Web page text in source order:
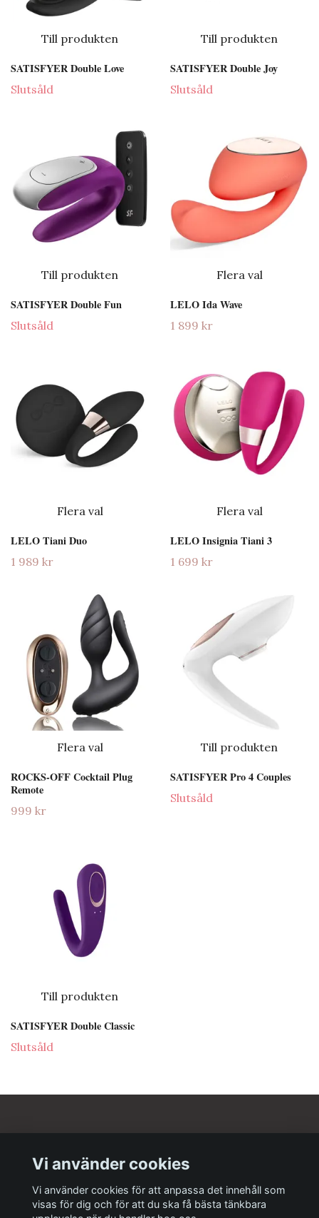
Till produkten
SATISFYER Double Love
Slutsåld
Till produkten
SATISFYER Double Joy
Slutsåld
Till produkten
SATISFYER Double Fun
Slutsåld
Flera val
LELO Ida Wave
1 899 kr
Flera val
LELO Tiani Duo
1 989 kr
Flera val
LELO Insignia Tiani 3
1 699 kr
Flera val
ROCKS-OFF Cocktail Plug
Remote
999 kr
Till produkten
SATISFYER Pro 4 Couples
Slutsåld
Till produkten
SATISFYER Double Classic
Slutsåld
Kundtjänst
Vi använder cookies
Vi använder cookies för att anpassa det innehåll som
visas för dig och för att du ska få bästa tänkbara